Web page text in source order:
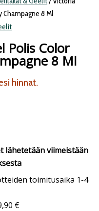
Champagne 8 Ml
Polis Color
8 Ml
hinnat.
lähetetään viimeistään
toimitusaika 1-4
€